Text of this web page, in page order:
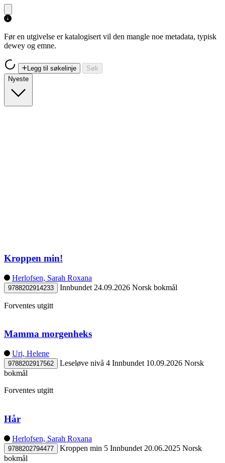
Før en utgivelse er katalogisert vil den mangle noe metadata, typisk
dewey og emne.
Legg til søkelinje
Søk
Nyeste
Kroppen min!
Herlofsen, Sarah Roxana
9788202914233 Innbundet 24.09.2026 Norsk bokmål
Forventes utgitt
Mamma morgenheks
Uri, Helene
9788202917562 Leseløve nivå 4 Innbundet 10.09.2026 Norsk
bokmål
Forventes utgitt
Hår
Herlofsen, Sarah Roxana
9788202794477 Kroppen min 5 Innbundet 20.06.2025 Norsk
bokmål